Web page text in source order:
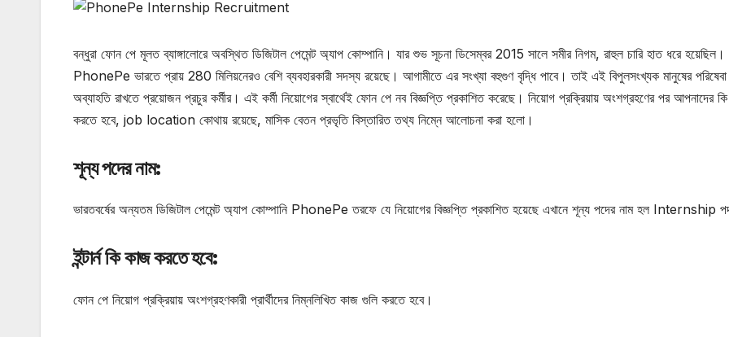
বন্ধুরা ফোন পে মূলত ব্যাঙ্গালোরে অবস্থিত ডিজিটাল পেমেন্ট অ্যাপ কোম্পানি। যার শুভ সূচনা ডিসেম্বর 2015 সালে সমীর নিগম, রাহুল চারি হাত ধরে হয়েছিল।
PhonePe ভারতে প্রায় 280 মিলিয়নেরও বেশি ব্যবহারকারী সদস্য রয়েছে। আগামীতে এর সংখ্যা বহুগুণ বৃদ্ধি পাবে। তাই এই বিপুলসংখ্যক মানুষের পরিষেবা
অব্যাহতি রাখতে প্রয়োজন প্রচুর কর্মীর। এই কর্মী নিয়োগের স্বার্থেই ফোন পে নব বিজ্ঞপ্তি প্রকাশিত করেছে। নিয়োগ প্রক্রিয়ায় অংশগ্রহণের পর আপনাদের
করতে হবে, job location কোথায় রয়েছে, মাসিক বেতন প্রভৃতি বিস্তারিত তথ্য নিম্নে আলোচনা করা হলো।
শূন্য পদের নাম:
ভারতবর্ষের অন্যতম ডিজিটাল পেমেন্ট অ্যাপ কোম্পানি PhonePe তরফে যে নিয়োগের বিজ্ঞপ্তি প্রকাশিত হয়েছে এখানে শূন্য পদের নাম হল Internship
ইন্টার্ন কি কাজ করতে হবে:
ফোন পে নিয়োগ প্রক্রিয়ায় অংশগ্রহণকারী প্রার্থীদের নিম্নলিখিত কাজ গুলি করতে হবে।